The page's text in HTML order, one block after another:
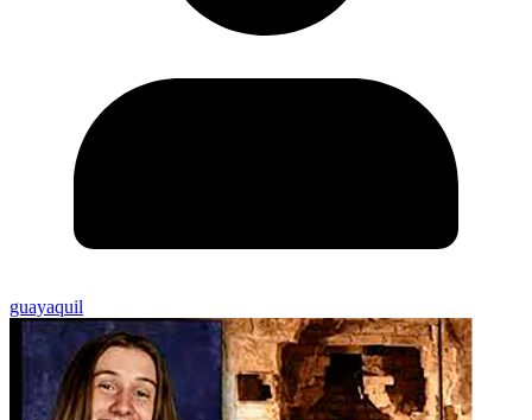
guayaquil